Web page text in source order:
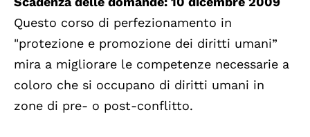
Questo corso di perfezionamento in
"protezione e promozione dei diritti umani”
mira a migliorare le competenze necessarie a
coloro che si occupano di diritti umani in
zone di pre- o post-conflitto.